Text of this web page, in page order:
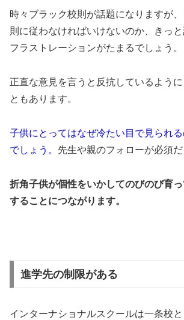
時々ブラック校則が話題になりますが
則に従わなければいけないのか、きっ
フラストレーションがたまるでしょう。
正直な意見を言うと反抗しているよう
ともあります。
子供にとってはなぜ冷たい目で見られ
でしょう。 先生や親のフォローが必須だ
折角子供が個性をいかしてのびのび育
することにつながります。
進学先の制限がある
インターナショナルスクールは一条校